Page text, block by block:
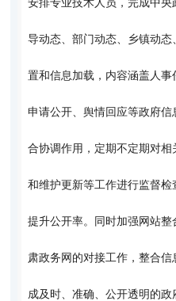
导动态、部门动态、乡镇动
置和信息加载，内容涵盖人
申请公开、舆情回应等政府
合协调作用，定期不定期对
和维护更新等工作进行监督
提升公开率。同时加强网站
肃政务网的对接工作，整合
成及时、准确、公开透明的